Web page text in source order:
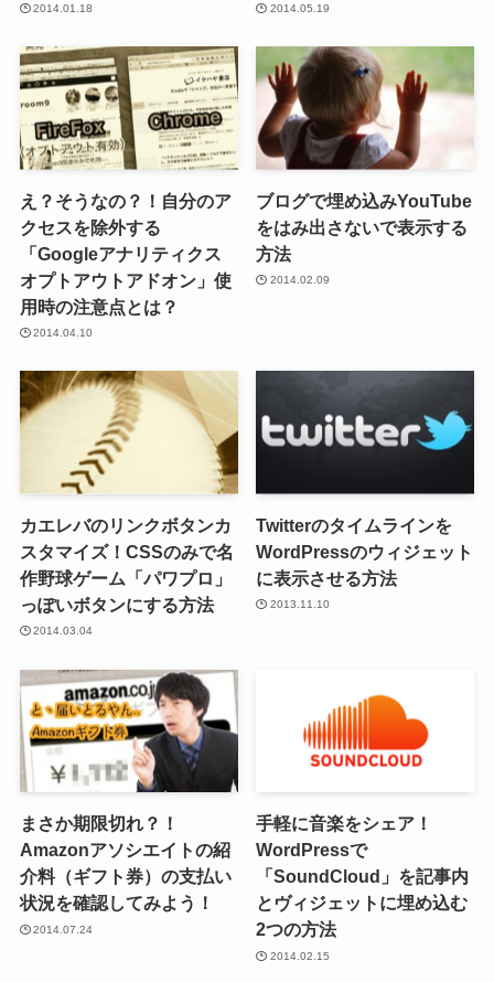
2014.01.18 2014.05.19
え？そうなの？！自分のア
クセスを除外する
「Googleアナリティクス
オプトアウトアドオン」使
用時の注意点とは？
2014.04.10
ブログで埋め込みYouTube
をはみ出さないで表示する
方法
2014.02.09
カエレバのリンクボタンカ
スタマイズ！CSSのみで名
作野球ゲーム「パワプロ」
っぽいボタンにする方法
2014.03.04
Twitterのタイムラインを
WordPressのウィジェット
に表示させる方法
2013.11.10
まさか期限切れ？！
Amazonアソシエイトの紹
介料（ギフト券）の支払い
状況を確認してみよう！
2014.07.24
手軽に音楽をシェア！
WordPressで
「SoundCloud」を記事内
とヴィジェットに埋め込む
2つの方法
2014.02.15